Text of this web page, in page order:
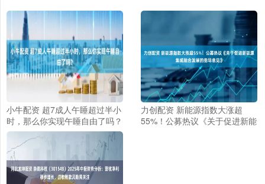
小牛配资 超7成人午睡超过半小
时，那么你实现午睡自由了吗？
力创配资 新能源指数大涨超
55%！公募热议《关于促进新能